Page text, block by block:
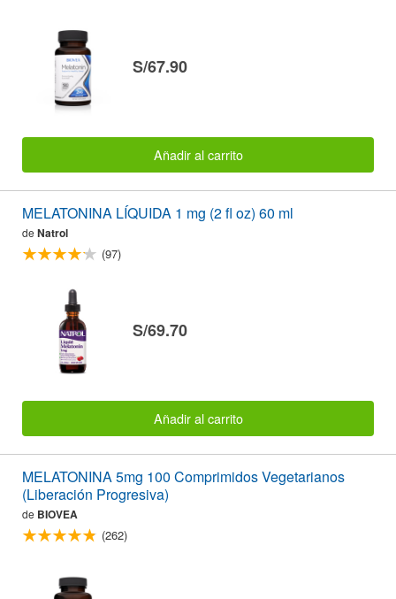
S/67.90
Añadir al carrito
MELATONINA LÍQUIDA 1 mg (2 fl oz) 60 ml
de Natrol
(97)
S/69.70
Añadir al carrito
MELATONINA 5mg 100 Comprimidos Vegetarianos
(Liberación Progresiva)
de BIOVEA
(262)